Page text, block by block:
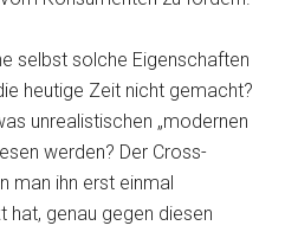
selbst solche Eigenschaften
heutige Zeit nicht gemacht?
unrealistischen „modernen
werden? Der Cross-
man ihn erst einmal
genau gegen diesen